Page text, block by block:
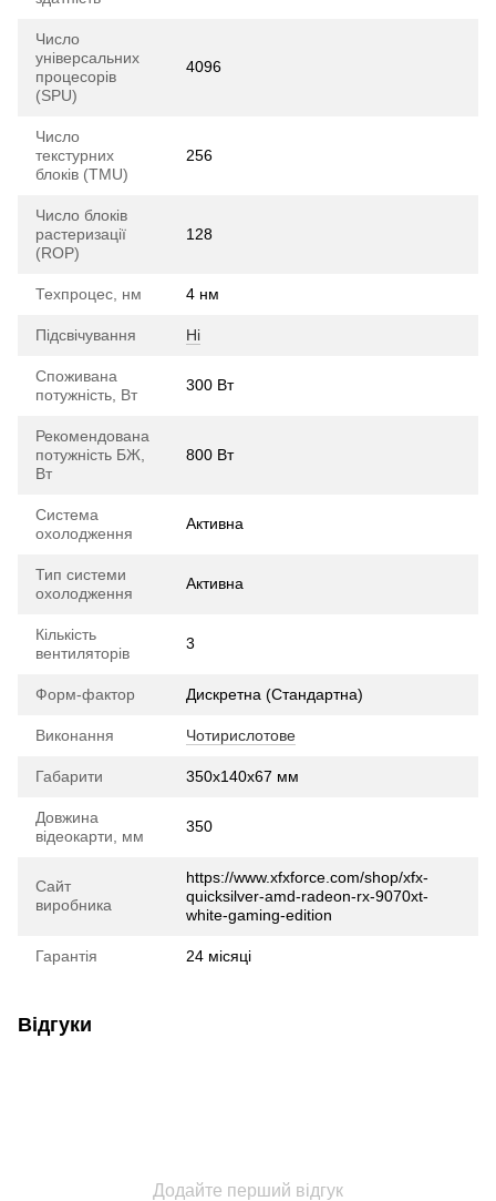
Число
універсальних
процесорів
(SPU)
4096
Число
текстурних
блоків (TMU)
256
Число блоків
растеризації
(ROP)
128
Техпроцес, нм 4 нм
Підсвічування Ні
Споживана
потужність, Вт
300 Вт
Рекомендована
потужність БЖ,
Вт
800 Вт
Система
охолодження
Активна
Тип системи
охолодження
Активна
Кількість
вентиляторів
3
Форм-фактор Дискретна (Стандартна)
Виконання Чотирислотове
Габарити 350x140x67 мм
Довжина
відеокарти, мм
350
Сайт
виробника
https://www.xfxforce.com/shop/xfx-
quicksilver-amd-radeon-rx-9070xt-
white-gaming-edition
Гарантія 24 місяці
Відгуки
Додайте перший відгук